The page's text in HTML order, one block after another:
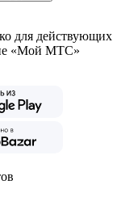
для действующих
«Мой МТС»